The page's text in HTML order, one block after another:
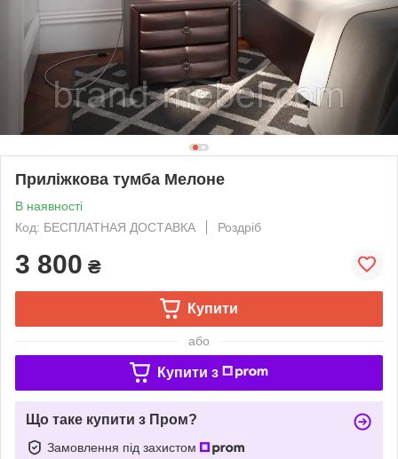
Приліжкова тумба Мелоне
В наявності
Код: БЕСПЛАТНАЯ ДОСТАВКА
Роздріб
3 800 ₴
Купити
або
Купити з
Що таке купити з Пром?
Замовлення під захистом